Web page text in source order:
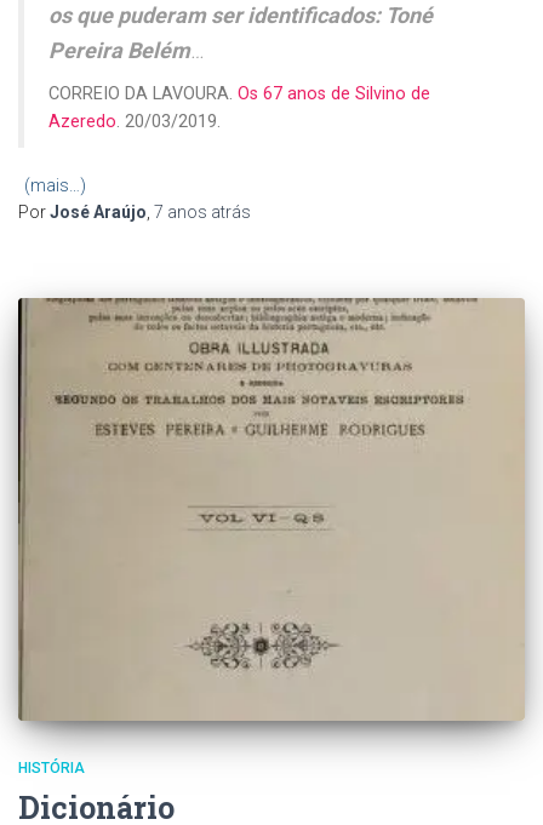
os que puderam ser identificados: Toné
Pereira Belém…
CORREIO DA LAVOURA. Os 67 anos de Silvino de
Azeredo. 20/03/2019.
(mais…)
PorJosé Araújo 7 anos atrás
HISTÓRIA
Dicionário